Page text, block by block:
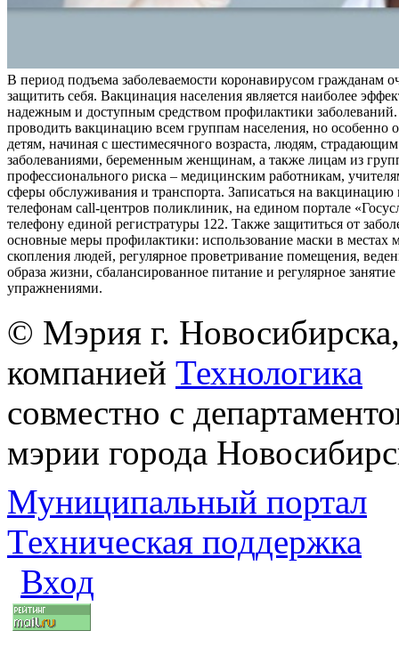
В период подъема заболеваемости коронавирусом гражданам
защитить себя. Вакцинация населения является наиболее
надежным и доступным средством профилактики заболеваний.
проводить вакцинацию всем группам населения, но особенно
детям, начиная с шестимесячного возраста, людям,
заболеваниями, беременным женщинам, а также лицам из
профессионального риска – медицинским работникам,
сферы обслуживания и транспорта. Записаться на
телефонам call-центров поликлиник, на едином портале
телефону единой регистратуры 122. Также защититься от
основные меры профилактики: использование маски в местах
скопления людей, регулярное проветривание помещения,
образа жизни, сбалансированное питание и регулярное
упражнениями.
© Мэрия г.
компанией Технологика
совместно с
мэрии города
Муниципальный портал
Техническая поддержка
Вход